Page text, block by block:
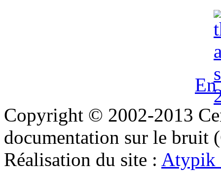
Copyright © 2002-2013
documentation sur le bruit
Réalisation du site : Atypik